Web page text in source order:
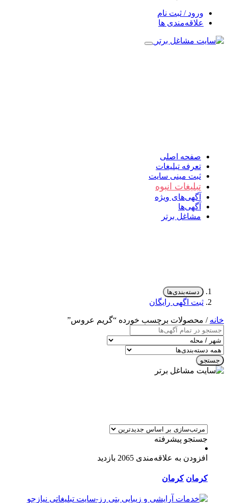
ورود / ثبت نام
علاقه‌مندی ها
صفحه اصلی
تعرفه تبلیغات
ثبت مینی سایت
تبلیغات انبوه
آگهی‌های ویژه
آگهی‌ها
مشاغل برتر
دسته‌بندی‌ها
ثبت اگهی رایگان
خانه / محصولات برچسب خورده “گریم عروس”
جستجو
جستجو پیشرفته
افزودن به علاقه‌مندی 2065 بازدید
کرمان کرمان